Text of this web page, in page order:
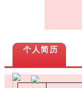
个人简历